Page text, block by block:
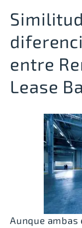
entre
Lease
Aunque